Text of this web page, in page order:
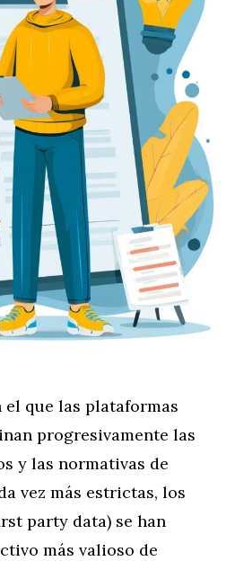
que las plataformas
progresivamente las
y las normativas de
vez más estrictas, los
party data) se han
más valioso de